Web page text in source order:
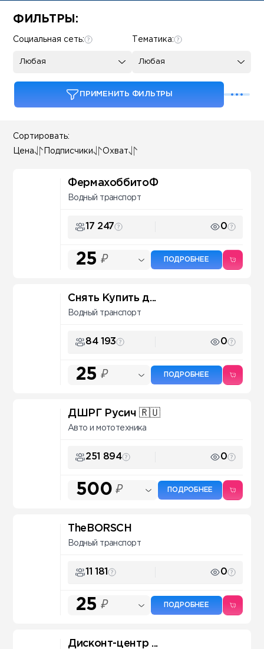
Some SEO Title
ФИЛЬТРЫ:
Тематика:
Любая
Социальная сеть:
Любая
ПРИМЕНИТЬ ФИЛЬТРЫ
Сортировать:
Цена Подписчики Охват
ФермахоббитоФ
Водный транспорт
17 247 0
25 ₽ ПОДРОБНЕЕ
Снять Купить д...
Водный транспорт
84 193 0
25 ₽ ПОДРОБНЕЕ
ДШРГ Русич 🇷🇺
Авто и мототехника
251 894 0
500 ₽ ПОДРОБНЕЕ
TheBORSCH
Водный транспорт
11 181 0
25 ₽ ПОДРОБНЕЕ
Дисконт-центр ...